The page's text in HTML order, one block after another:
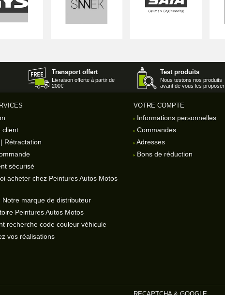
Transport offert
Livraison offerte à partir de
200€
Test produits
Nous testons nos produits
avant de vous les proposer
client
Rétractation
sécurisé
acheter chez Peintures Autos Motos
Notre marque de distributeur
Peintures Autos Motos
recherche code couleur véhicule
vos réalisations
VOTRE COMPTE
Informations personnelles
Commandes
Adresses
Bons de réduction